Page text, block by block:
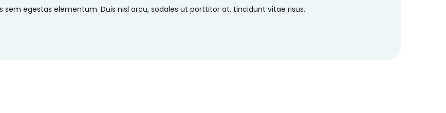
sem egestas elementum. Duis nisl arcu, sodales ut porttitor at, tincidunt vitae risus.